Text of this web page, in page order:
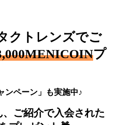
クトレンズでご
プ
ンペーン」も実施中♪
ご紹介で入会された